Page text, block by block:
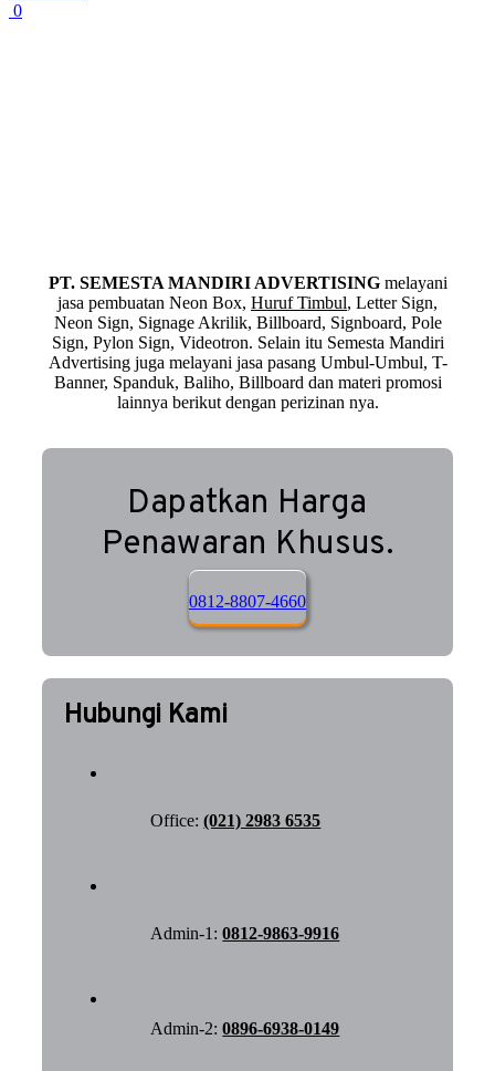
0
PT. SEMESTA MANDIRI ADVERTISINGmelayani
jasa pembuatan Neon Box, Huruf Timbul, Letter Sign,
Neon Sign, Signage Akrilik, Billboard, Signboard, Pole
Sign, Pylon Sign, Videotron. Selain itu Semesta Mandiri
Advertising juga melayani jasa pasang Umbul-Umbul, T-
Banner, Spanduk, Baliho, Billboard dan materi promosi
lainnya berikut dengan perizinan nya.
Dapatkan Harga
Penawaran Khusus.
0812-8807-4660
Hubungi Kami
Office:(021) 2983 6535
Admin-1:0812-9863-9916
Admin-2:0896-6938-0149